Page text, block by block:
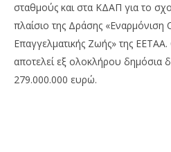
σταθμούς και στα ΚΔΑΠ για το
πλαίσιο της Δράσης «Εναρμόνιση
Επαγγελματικής Ζωής» της
αποτελεί εξ ολοκλήρου δημόσια
279.000.000 ευρώ.